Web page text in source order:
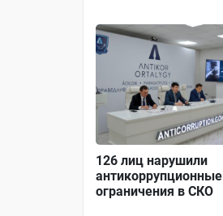
126 лиц нарушили
антикоррупционные
ограничения в СКО